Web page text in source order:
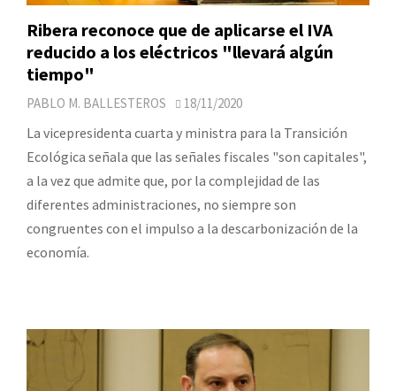
Ribera reconoce que de aplicarse el IVA
reducido a los eléctricos "llevará algún
tiempo"
PABLO M. BALLESTEROS 18/11/2020
La vicepresidenta cuarta y ministra para la Transición
Ecológica señala que las señales fiscales "son capitales",
a la vez que admite que, por la complejidad de las
diferentes administraciones, no siempre son
congruentes con el impulso a la descarbonización de la
economía.